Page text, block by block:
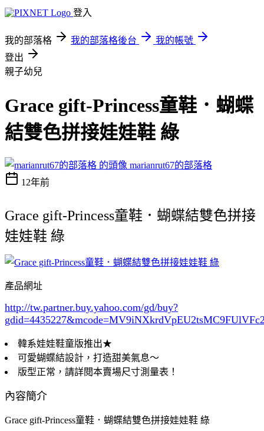
登入
我的部落格 我的部落格後台
我的帳號
登出
親子幼兒
Grace gift-Princess童鞋．蝴蝶
結雙色拼接娃娃鞋 綠
marianrut67的部落格
12年前
Grace gift-Princess童鞋．蝴蝶結雙色拼接
娃娃鞋 綠
產品網址
http://tw.partner.buy.yahoo.com/gd/buy?
gdid=4435227
韓系娃娃鞋童版推出★
可愛蝴蝶結設計，打造甜美氣息～
版型正常，請詳閱本賣場尺寸測量表！
內容簡介
Grace gift-Princess童鞋．蝴蝶結雙色拼接娃娃鞋 綠